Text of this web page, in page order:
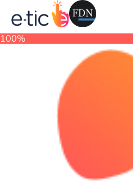
100%